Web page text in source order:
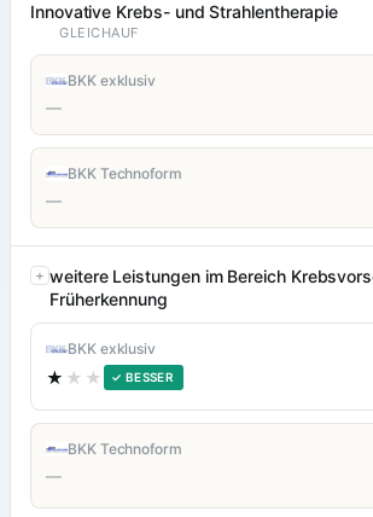
Innovative Krebs- und Strahlentherapie
GLEICHAUF
BKK exklusiv
—
BKK Technoform
—
weitere Leistungen im Bereich
Früherkennung
BKK exklusiv
★ ★★ ✓ BESSER
BKK Technoform
—